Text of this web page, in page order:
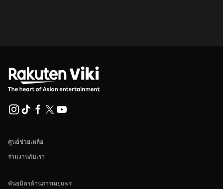
ศูนย์ช่วยเหลือ
ร่วมงานกับเรา
พันธมิตรด้านการเผยแพร่